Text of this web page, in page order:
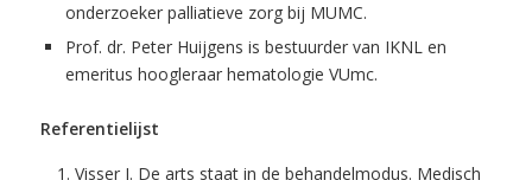
onderzoeker palliatieve zorg bij MUMC.
Prof. dr. Peter Huijgens is bestuurder van IKNL en
emeritus hoogleraar hematologie VUmc.
Referentielijst
Visser J. De arts staat in de behandelmodus. Medisch